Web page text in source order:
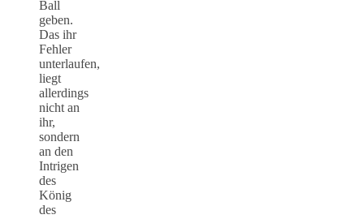
Ball
geben.
Das ihr
Fehler
unterlaufen,
liegt
allerdings
nicht an
ihr,
sondern
an den
Intrigen
des
König
des